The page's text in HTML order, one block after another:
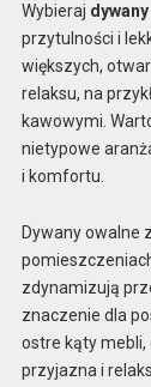
Wybieraj
przytulności i
większych,
relaksu, na
kawowymi.
nietypowe
i komfortu.
Dywany owalne
zdynamizują
znaczenie dla
ostre kąty mebli,
przyjazna i